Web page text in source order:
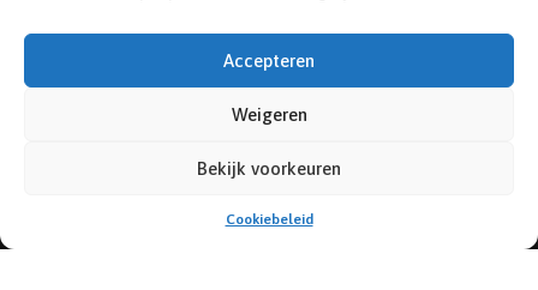
Accepteren
Weigeren
Bekijk voorkeuren
Cookiebeleid
ROSA HOEFMAN